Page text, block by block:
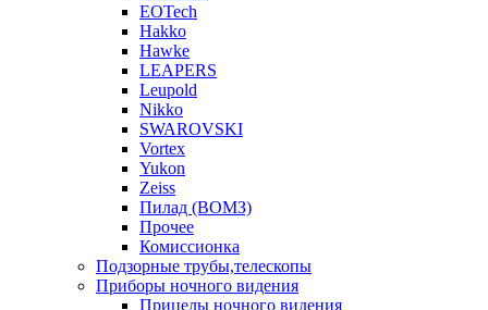
EOTech
Hakko
Hawke
LEAPERS
Leupold
Nikko
SWAROVSKI
Vortex
Yukon
Zeiss
Пилад (ВОМЗ)
Прочее
Комиссионка
Подзорные трубы,телескопы
Приборы ночного видения
Прицелы ночного видения